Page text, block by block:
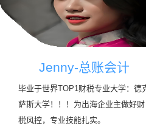
Jenny-总账会计
毕业于世界TOP1财税专业大学：德
萨斯大学！！！为出海企业主做好财
税风控，专业技能扎实。